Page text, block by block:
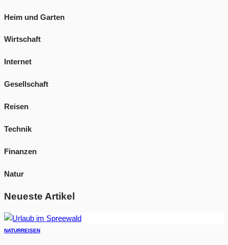
Heim und Garten
Wirtschaft
Internet
Gesellschaft
Reisen
Technik
Finanzen
Natur
Neueste Artikel
NATURREISEN